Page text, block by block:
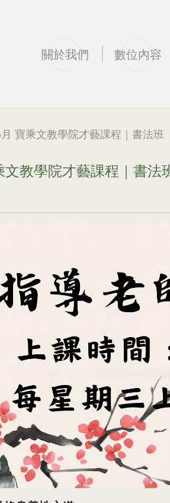
關於我們 數位內容
寶乘文教學院才藝課程｜書法班
教學院才藝課程｜書法